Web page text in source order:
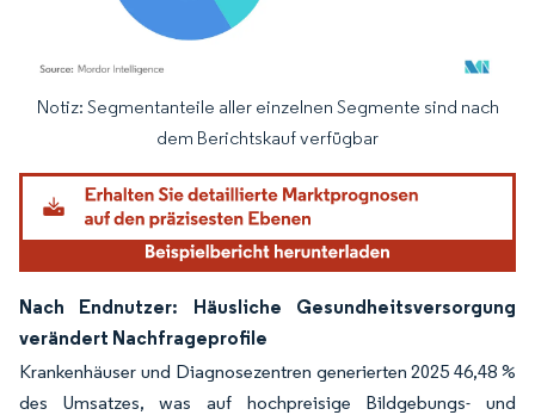
Bild © Mordor Intelligence. Wiederverwendung erfordert Namensnennung
Notiz: Segmentanteile aller einzelnen Segmente sind nach
dem Berichtskauf verfügbar
Nach Endnutzer: Häusliche Gesundheitsversorgung
verändert Nachfrageprofile
Krankenhäuser und Diagnosezentren generierten 2025 46,48 %
des Umsatzes, was auf hochpreisige Bildgebungs- und